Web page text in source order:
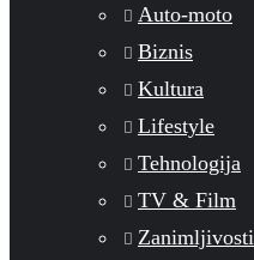
Auto-moto
Biznis
Kultura
Lifestyle
Tehnologija
TV & Film
Zanimljivosti